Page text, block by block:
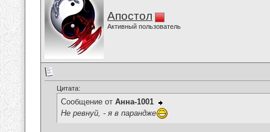
Апостол
Активный пользователь
Цитата:
Сообщение от Анна-1001
Не ревнуй, - я в парандже